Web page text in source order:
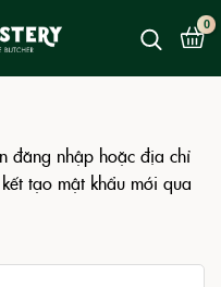
đăng nhập hoặc địa chỉ
tạo mật khẩu mới qua